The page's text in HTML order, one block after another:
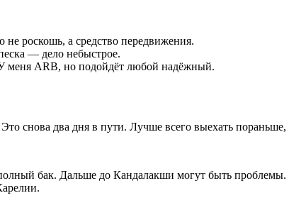
роскошь, а средство передвижения.
— дело небыстрое.
У меня ARB, но подойдёт любой надёжный.
снова два дня в пути. Лучше всего выехать
бак. Дальше до Кандалакши могут быть проблемы.